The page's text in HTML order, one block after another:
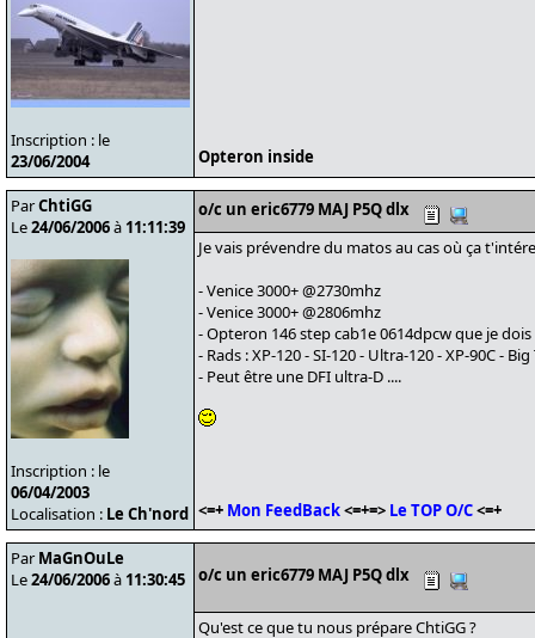
Inscription : le
23/06/2004
Opteron inside
ParChtiGG
Le24/06/2006à 11:11:39
Inscription : le
06/04/2003
Localisation : Le Ch'nord
o/c un eric6779 MAJ P5Q dlx
Je vais prévendre du matos au cas où ça
- Venice 3000+ @2730mhz
- Venice 3000+ @2806mhz
- Opteron 146 step cab1e 0614dpcw que je
- Rads : XP-120 - SI-120 - Ultra-120 - XP-90C -
- Peut être une DFI ultra-D ....
<=+ Mon FeedBack<=+=> Le TOP O/C<=+
Par MaGnOuLe
Le24/06/2006à 11:30:45 o/c un eric6779 MAJ P5Q dlx
Qu'est ce que tu nous prépare ChtiGG ?